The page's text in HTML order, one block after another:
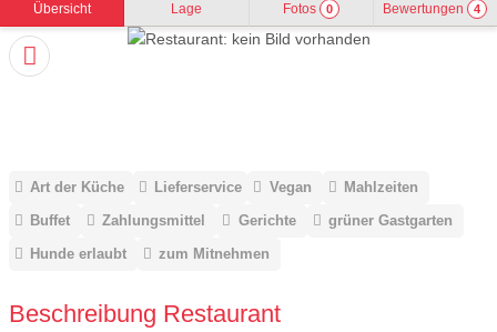
Übersicht Lage Fotos 0 Bewertungen 4
Art der Küche Lieferservice Vegan
Mahlzeiten
Buffet
Zahlungsmittel Gerichte
grüner Gastgarten
Hunde erlaubt
zum Mitnehmen
Beschreibung Restaurant